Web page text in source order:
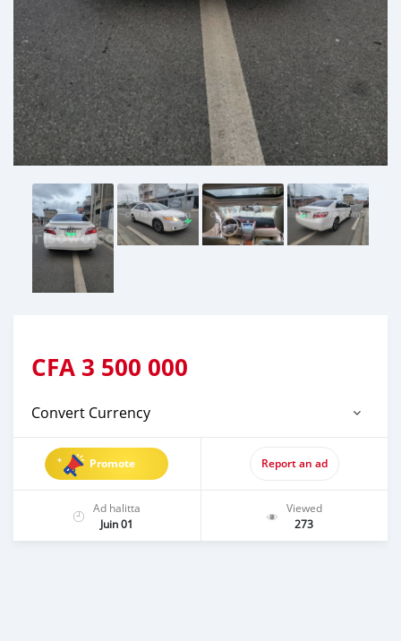
CFA 3 500 000
Convert Currency
Promote Report an ad
Ad halitta
Juin 01
Viewed
273